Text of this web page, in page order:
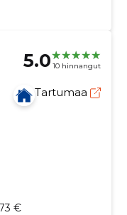
5.0 10 hinnangut
Tartumaa
€